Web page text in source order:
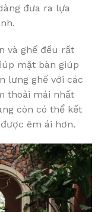
đưa ra lựa
và ghế đều rất
mặt bàn giúp
lưng ghế với các
thoải mái nhất
còn có thể kết
êm ái hơn.